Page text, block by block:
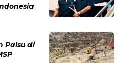
Palsu di